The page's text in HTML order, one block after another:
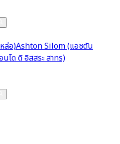
ล่อ)Ashton Silom (แอชตัน
ด ดิ อิสสระ สาทร)